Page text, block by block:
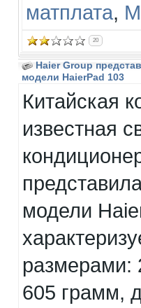
матплата,
20
Haier Group
модели HaierPad 103
Китайская
известная
модели
размерами:
605 грамм,